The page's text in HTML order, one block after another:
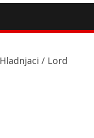
Hladnjaci / Lord